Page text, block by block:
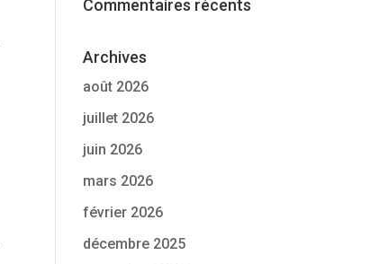
Commentaires récents
Archives
août 2026
juillet 2026
juin 2026
mars 2026
février 2026
décembre 2025